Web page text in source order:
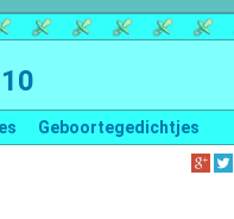
Geboortegedichtjes